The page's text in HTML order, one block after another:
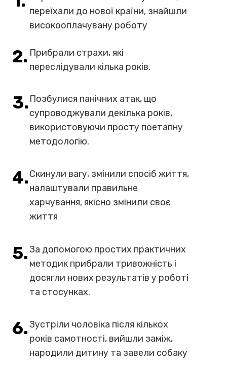
допомогли мені та
багатьом моїм
клієнтам отримати
результати, такі як
Перестали боятися майбутнього,
переїхали до нової країни, знайшли
Прибрали страхи, які
переслідували кілька років.
Скинули вагу, змінили спосіб життя,
налаштували правильне
Позбулися панічних атак, що
супроводжували декілька років,
використовуючи просту поетапну
методологію.
2.
4.
3.